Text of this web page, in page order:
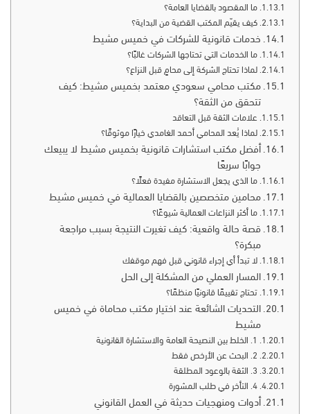
ما المقصود بالقضايا العامة؟
كيف يقيّم المكتب القضية من البداية؟
خدمات قانونية للشركات في خميس مشيط
ما الخدمات التي تحتاجها الشركات غالبًا؟
لماذا تحتاج الشركة إلى محامٍ قبل النزاع؟
مكتب محامي سعودي معتمد بخميس مشيط: كيف
تتحقق من الثقة؟
علامات الثقة قبل التعاقد
لماذا يُعد المحامي أحمد الغامدي خيارًا موثوقًا؟
أفضل مكتب استشارات قانونية بخميس مشيط لا يبيعك
جوابًا سريعًا
ما الذي يجعل الاستشارة مفيدة فعلًا؟
محامين متخصصين بالقضايا العمالية في خميس مشيط
ما أكثر النزاعات العمالية شيوعًا؟
قصة حالة واقعية: كيف تغيرت النتيجة بسبب مراجعة
مبكرة؟
لا تبدأ أي إجراء قانوني قبل فهم موقفك
المسار العملي من المشكلة إلى الحل
تحتاج تقييمًا قانونيًا منظمًا؟
التحديات الشائعة عند اختيار مكتب محاماة في خميس
مشيط
1. الخلط بين النصيحة العامة والاستشارة القانونية
2. البحث عن الأرخص فقط
3. الثقة بالوعود المطلقة
4. التأخر في طلب المشورة
أدوات ومنهجيات حديثة في العمل القانوني